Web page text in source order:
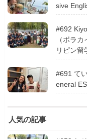
sive
#692
（ボラ
リピン
#691 て
eneral
人気の記事